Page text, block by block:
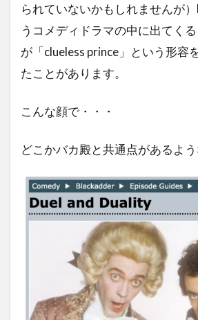
られていないかもしれませんが
うコメディドラマの中に出てく
が「clueless prince」という形容
たことがあります。
こんな顔で・・・
どこかバカ殿と共通点があるよう